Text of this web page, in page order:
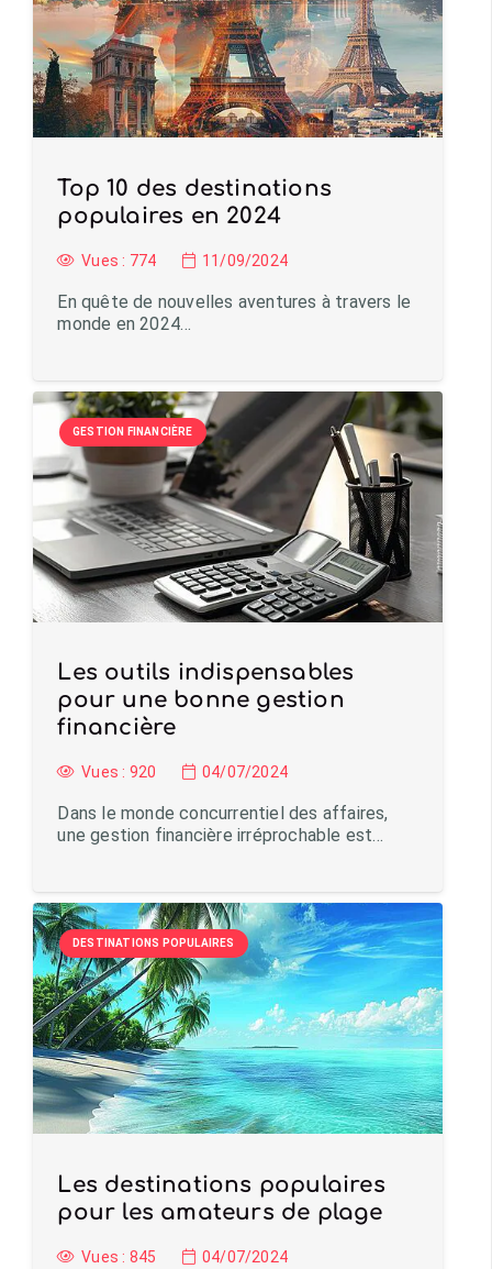
Top 10 des destinations
populaires en 2024
Vues : 774 11/09/2024
En quête de nouvelles aventures à travers le
monde en 2024…
GESTION FINANCIÈRE
Les outils indispensables
pour une bonne gestion
financière
Vues : 920 04/07/2024
Dans le monde concurrentiel des affaires,
une gestion financière irréprochable est…
DESTINATIONS POPULAIRES
Les destinations populaires
pour les amateurs de plage
Vues : 845 04/07/2024